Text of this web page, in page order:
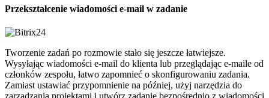
Przekształcenie wiadomości e-mail w zadanie
Tworzenie zadań po rozmowie stało się jeszcze łatwiejsze.
Wysyłając wiadomości e-mail do klienta lub przeglądając e-maile od
członków zespołu, łatwo zapomnieć o skonfigurowaniu zadania.
Zamiast ustawiać przypomnienie na później, użyj narzędzia do
zarządzania projektami i utwórz zadanie bezpośrednio z wiadomości